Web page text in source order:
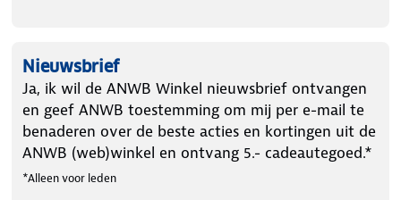
Nieuwsbrief
Ja, ik wil de ANWB Winkel nieuwsbrief ontvangen
en geef ANWB toestemming om mij per e-mail te
benaderen over de beste acties en kortingen uit de
ANWB (web)winkel en ontvang 5.- cadeautegoed.*
*Alleen voor leden